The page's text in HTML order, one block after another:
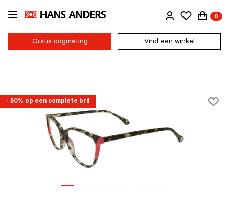
Ga
naar
inhoud
0
Gratis oogmeting Vind een winkel
- 50% op een complete bril